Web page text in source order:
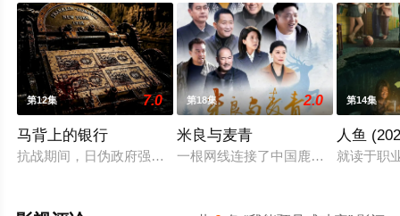
第12集 7.0
马背上的银行
抗战期间，日伪政府强行推广、使用由“中国准备银行”发行的
第18集 2.0
米良与麦青
一根网线连接了中国鹿鸣村和英国牛
第14集
人鱼
就读于职